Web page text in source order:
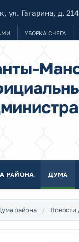
ул. Гагарина, д. 214
УБОРКА СНЕГА
РАЙОНА ДУМА
района Новости